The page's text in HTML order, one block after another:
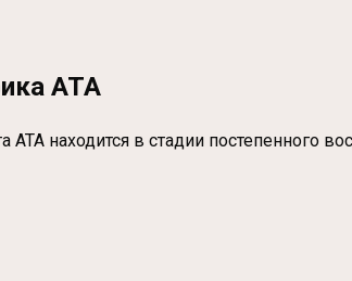
ATA
находится в стадии постепенного